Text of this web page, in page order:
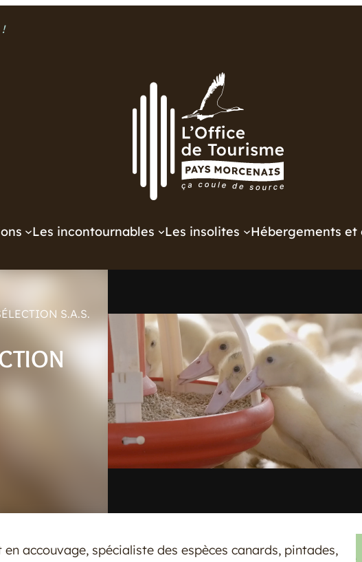
Les incontournables Les insolites Hébergements et
S.A.S.
accouvage, spécialiste des espèces canards, pintades,